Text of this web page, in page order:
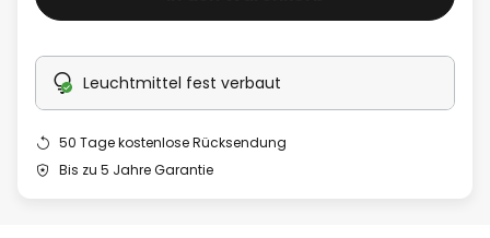
Leuchtmittel fest verbaut
50 Tage kostenlose Rücksendung
Bis zu 5 Jahre Garantie